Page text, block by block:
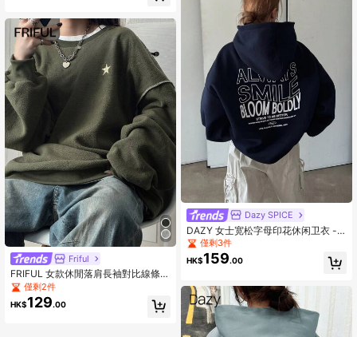
Friful
FRIFUL 女款休閒落肩長袖對比線條圖
案運動衫，秋冬款
僅剩2件
HK$129.00
Dazy SPICE
DAZY 女士宽松字母印花休闲卫衣 -
中国民族风和美式风格，长袖上衣，
秋装连帽衫
僅剩3件
HK$159.00